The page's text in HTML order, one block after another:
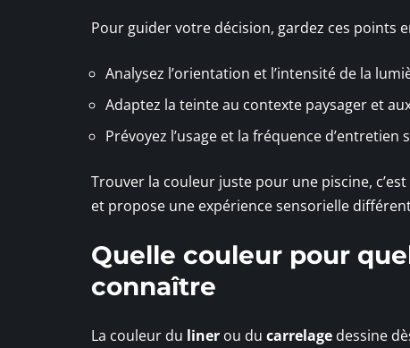
Pour guider votre décision, gardez ces points
Analysez l’orientation et l’intensité de la
Adaptez la teinte au contexte paysager et
Prévoyez l’usage et la fréquence
Trouver la couleur juste pour une piscine,
et propose une expérience sensorielle
Quelle couleur pour
connaître
La couleur du liner ou du carrelage dessine